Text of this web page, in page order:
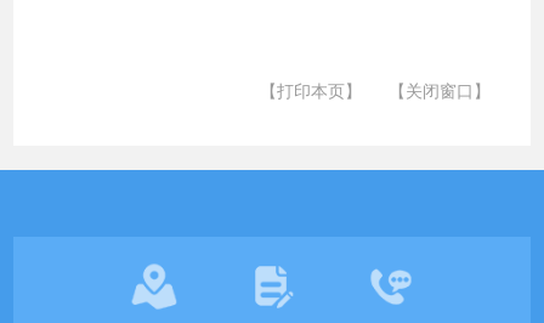
【打印本页】 【关闭窗口】